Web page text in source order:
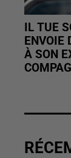
IL TUE
ENVOIE
À SON